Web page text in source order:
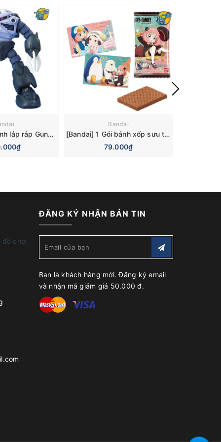
[Bandai] Mô hình lắp ráp Gundam 0079 Master Grade 1/100 MG MSM-07 Z'Gok Mass Production Type Model Kits
Bandai
[Bandai] 1 Gói bánh xốp sưu tầm Spy x Family Wafer
79.000₫
đồ chơi
ĐĂNG KÝ NHẬN BẢN TIN
Bạn là khách hàng mới. Đăng ký email
và nhận mã giảm giá 50.000 đ.